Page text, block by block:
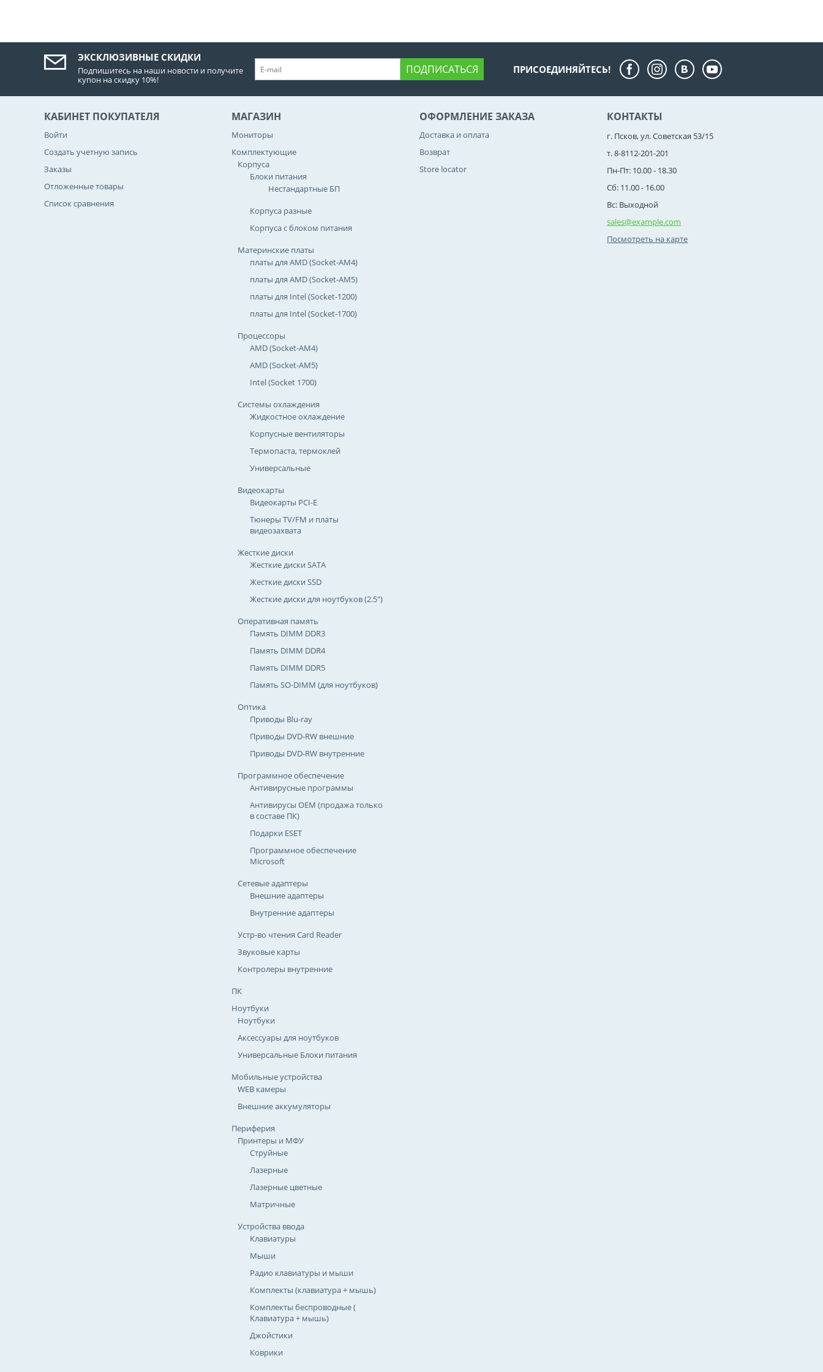
ЭКСКЛЮЗИВНЫЕ СКИДКИ
Подпишитесь на наши новости и получите
купон на скидку 10%!
ПОДПИСАТЬСЯ ПРИСОЕДИНЯЙТЕСЬ!
КАБИНЕТ ПОКУПАТЕЛЯ
Войти
Создать учетную запись
Заказы
Отложенные товары
Список сравнения
МАГАЗИН
Мониторы
Комплектующие
Корпуса
Блоки питания
Нестандартные БП
Корпуса разные
Корпуса с блоком питания
Материнские платы
платы для AMD (Socket-AM4)
платы для AMD (Socket-AM5)
платы для Intel (Socket-1200)
платы для Intel (Socket-1700)
Процессоры
AMD (Socket-AM4)
AMD (Socket-AM5)
Intel (Socket 1700)
Системы охлаждения
Жидкостное охлаждение
Корпусные вентиляторы
Термопаста, термоклей
Универсальные
Видеокарты
Видеокарты PCI-E
Тюнеры TV/FM и платы
видеозахвата
Жесткие диски
Жесткие диски SATA
Жесткие диски SSD
Жесткие диски для ноутбуков (2.5")
Оперативная память
Память DIMM DDR3
Память DIMM DDR4
Память DIMM DDR5
Память SO-DIMM (для ноутбуков)
Оптика
Приводы Blu-ray
Приводы DVD-RW внешние
Приводы DVD-RW внутренние
Программное обеспечение
Антивирусные программы
Антивирусы OEM (продажа только
в составе ПК)
Подарки ESET
Программное обеспечение
Microsoft
Сетевые адаптеры
Внешние адаптеры
Внутренние адаптеры
Устр-во чтения Card Reader
Звуковые карты
Контролеры внутренние
ПК
Ноутбуки
Ноутбуки
Аксессуары для ноутбуков
Универсальные Блоки питания
Мобильные устройства
WEB камеры
Внешние аккумуляторы
Периферия
Принтеры и МФУ
Струйные
Лазерные
Лазерные цветные
Матричные
Устройства ввода
Клавиатуры
Мыши
Радио клавиатуры и мыши
Комплекты (клавиатура + мышь)
Комплекты беспроводные (
Клавиатура + мышь)
Джойстики
Коврики
ОФОРМЛЕНИЕ ЗАКАЗА
Доставка и оплата
Возврат
Store locator
КОНТАКТЫ
г. Псков, ул. Советская 53/15
т. 8-8112-201-201
Пн-Пт: 10.00 - 18.30
Сб: 11.00 - 16.00
Вс: Выходной
sales@example.com
Посмотреть на карте